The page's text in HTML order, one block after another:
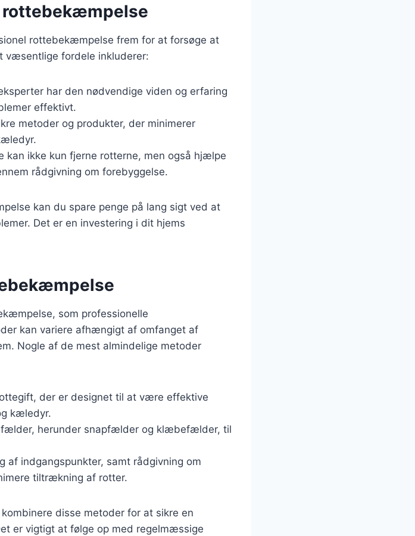
rottebekæmpelse
rottebekæmpelse frem for at forsøge at
væsentlige fordele inkluderer:
har den nødvendige viden og erfaring
effektivt.
metoder og produkter, der minimerer
kan ikke kun fjerne rotterne, men også hjælpe
rådgivning om forebyggelse.
kan du spare penge på lang sigt ved at
Det er en investering i dit hjems
som professionelle
kan variere afhængigt af omfanget af
Nogle af de mest almindelige metoder
der er designet til at være effektive
kæledyr.
fælder, herunder snapfælder og klæbefælder, til
af indgangspunkter, samt rådgivning om
tiltrækning af rotter.
disse metoder for at sikre en
er vigtigt at følge op med regelmæssige